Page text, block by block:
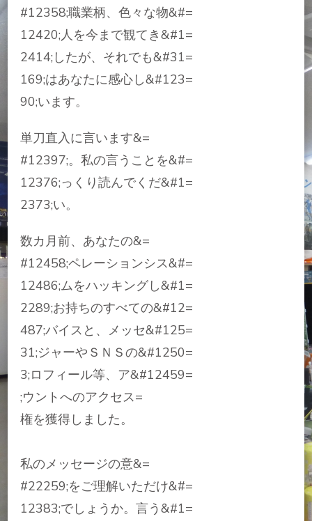
#12358;職業柄、色々な物&#=
12420;人を今まで観てき&#1=
2414;したが、それでも&#31=
169;はあなたに感心し&#123=
90;います。
単刀直入に言います&=
#12397;。私の言うことを&#=
12376;っくり読んでくだ&#1=
2373;い。
数カ月前、あなたの&=
#12458;ペレーションシス&#=
12486;ムをハッキングし&#1=
2289;お持ちのすべての&#12=
487;バイスと、メッセ&#125=
31;ジャーやＳＮＳの&#1250=
3;ロフィール等、ア&#12459=
;ウントへのアクセス=
権を獲得しました。
私のメッセージの意&=
#22259;をご理解いただけ&#=
12383;でしょうか。言う&#1=